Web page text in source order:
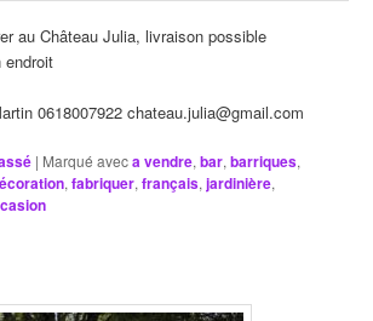
au Château Julia, livraison possible
endroit
0618007922 chateau.julia@gmail.com
| Marqué aveca vendre,bar,barriques,
,fabriquer,français,jardinière,